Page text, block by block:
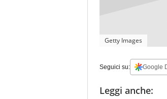
Getty Images
Seguici su: Google
Leggi anche: